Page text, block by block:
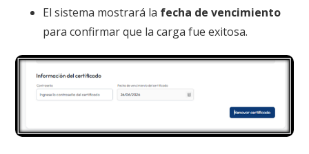
El sistema mostrará la fecha de vencimiento
para confirmar que la carga fue exitosa.